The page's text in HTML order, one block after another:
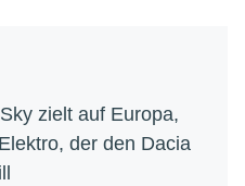
zielt auf Europa,
der den Dacia